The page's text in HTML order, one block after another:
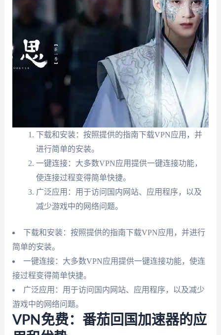
下载和安装：按照提供的指南下载VPN应用，并
进行简单的安装。
一键连接：大多数VPN应用提供一键连接功能，
使连接过程变得简单快捷。
广泛应用：用于访问国内网站、应用程序，以及
减少游戏中的网络问题。
下载和安装：按照提供的指南下载VPN应用，并进行
简单的安装。
一键连接：大多数VPN应用提供一键连接功能，使连
接过程变得简单快捷。
广泛应用：用于访问国内网站、应用程序，以及减少
游戏中的网络问题。
VPN免费：番茄回国加速器的应